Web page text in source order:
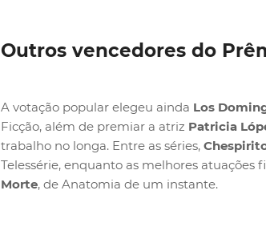
Outros vencedores do
A votação popular elegeu ainda Los
Ficção, além de premiar a atriz Patricia
trabalho no longa. Entre as séries,
Telessérie, enquanto as melhores atuações
Morte, de Anatomia de um instante.